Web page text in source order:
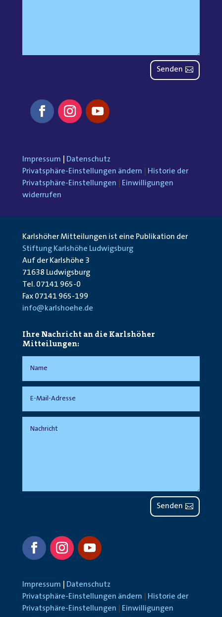
Senden
Impressum
Datenschutz
Privatsphäre-Einstellungen ändern
Historie der
Privatsphäre-Einstellungen
Einwilligungen
widerrufen
Karlshöher Mitteilungen ist eine Publikation der
Stiftung Karlshöhe Ludwigsburg
Auf der Karlshöhe 3
71638 Ludwigsburg
Tel. 07141 965-0
Fax 07141 965-199
info@karlshoehe.de
Ihre Nachricht an die Karlshöher
Mitteilungen:
Senden
Impressum
Datenschutz
Privatsphäre-Einstellungen ändern
Historie der
Privatsphäre-Einstellungen
Einwilligungen